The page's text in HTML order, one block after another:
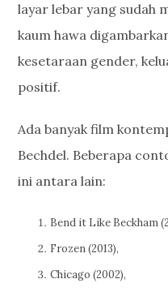
layar lebar yang sudah
kaum hawa
kesetaraan gender,
positif.
Ada banyak film
Bechdel. Beberapa
ini antara lain:
Bend it Like Beckham
Frozen (2013),
Chicago (2002),